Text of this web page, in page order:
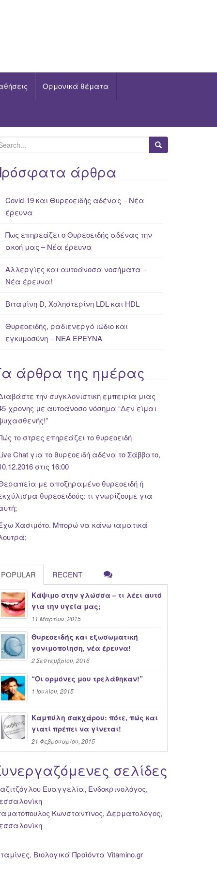
Ορμονικά θέματα
άρθρα
Covid-19 και Θυρεοειδής αδένας – Νέα
έρευνα
Πως επηρεάζει ο Θυρεοειδής αδένας την
ακοή μας – Νέα έρευνα
Αλλεργίες και αυτοάνοσα νοσήματα –
Νέα έρευνα!
Βιταμίνη D, Χοληστερίνη LDL και HDL
Θυρεοειδής, ραδιενεργό ιώδιο και
εγκυμοσύνη – ΝΕΑ ΈΡΕΥΝΑ
άρθρα της ημέρας
την συγκλονιστική εμπειρία μιας
χρονης με αυτοάνοσο νόσημα “Δεν είμαι
το στρες επηρεάζει το θυρεοειδή
Chat για το θυρεοειδή αδένα το Σάββατο,
στις 16:00
με αποξηραμένο θυρεοειδή ή
θυρεοειδούς: τι γνωρίζουμε για
Χασιμότο. Μπορώ να κάνω ιαματικά
POPULAR RECENT
Κάψιμο στην γλώσσα – τι λέει αυτό
για την υγεία μας;
11 Μαρτίου, 2015
Θυρεοειδής και εξωσωματική
γονιμοποίηση, νέα έρευνα!
2 Σεπτεμβρίου, 2016
“Oι ορμόνες μου τρελάθηκαν!”
1 Ιουλίου, 2015
Καμπύλη σακχάρου: πότε, πώς και
γιατί πρέπει να γίνεται!
21 Φεβρουαρίου, 2015
σελίδες
Ευαγγελία, Ενδοκρινολόγος,
Κωνσταντίνος, Δερματολόγος,
Βιολογικά Προϊόντα Vitamino.gr